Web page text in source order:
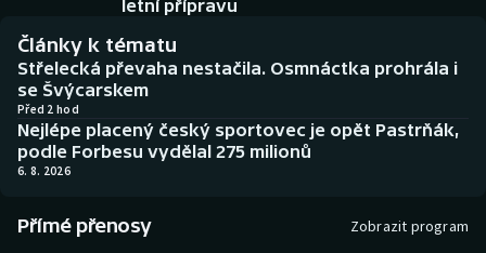
Baseball a softbal
Basketbal
Biatlon
Soutěže
Historické návraty
Aplikace ČT sport
letní přípravu
Články k tématu
Střelecká převaha nestačila. Osmnáctka prohrála i
se Švýcarskem
Před 2 hod
Nejlépe placený český sportovec je opět Pastrňák,
podle Forbesu vydělal 275 milionů
6. 8. 2026
Přímé přenosy Zobrazit program